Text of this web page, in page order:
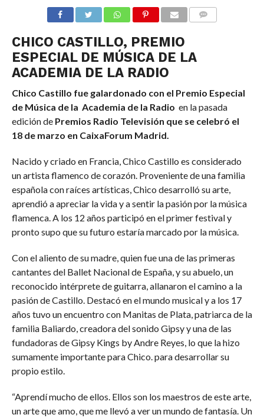
CHICO CASTILLO, PREMIO
ESPECIAL DE MÚSICA DE LA
ACADEMIA DE LA RADIO
Chico Castillo fue galardonado con el Premio Especial
de Música de la Academia de la Radio en la pasada
edición dePremios Radio Televisión que se celebró el
18 de marzo en CaixaForum Madrid.
Nacido y criado en Francia, Chico Castillo es considerado
un artista flamenco de corazón. Proveniente de una familia
española con raíces artísticas, Chico desarrolló su arte,
aprendió a apreciar la vida y a sentir la pasión por la música
flamenca. A los 12 años participó en el primer festival y
pronto supo que su futuro estaría marcado por la música.
Con el aliento de su madre, quien fue una de las primeras
cantantes del Ballet Nacional de España, y su abuelo, un
reconocido intérprete de guitarra, allanaron el camino a la
pasión de Castillo. Destacó en el mundo musical y a los 17
años tuvo un encuentro con Manitas de Plata, patriarca de la
familia Baliardo, creadora del sonido Gipsy y una de las
fundadoras de Gipsy Kings by Andre Reyes, lo que la hizo
sumamente importante para Chico. para desarrollar su
propio estilo.
“Aprendí mucho de ellos. Ellos son los maestros de este arte,
un arte que amo, que me llevó a ver un mundo de fantasía. Un